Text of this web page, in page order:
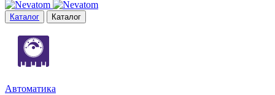
Каталог Каталог
Автоматика